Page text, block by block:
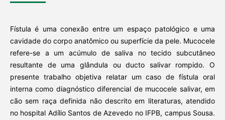
Fístula é uma conexão entre um espaço patológico e uma
cavidade do corpo anatômico ou superfície da pele. Mucocele
refere-se a um acúmulo de saliva no tecido subcutâneo
resultante de uma glândula ou ducto salivar rompido. O
presente trabalho objetiva relatar um caso de fístula oral
interna como diagnóstico diferencial de mucocele salivar, em
cão sem raça definida não descrito em literaturas, atendido
no hospital Adílio Santos de Azevedo no IFPB, campus Sousa.